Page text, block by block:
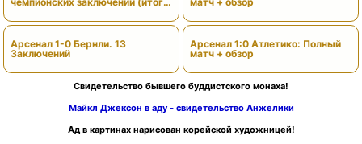
Арсенал 1-0 Бернли. 13
Заключений
Арсенал 1:0 Атлетико: Полный
матч + обзор
Свидетельство бывшего буддистского монаха!
Майкл Джексон в аду - свидетельство Анжелики
Ад в картинах нарисован корейской художницей!